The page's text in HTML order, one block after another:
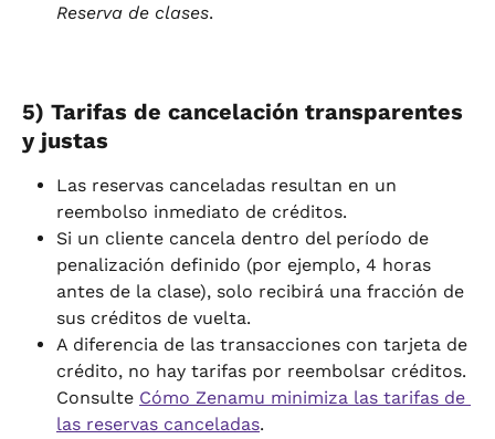
Reserva de clases.
5) Tarifas de cancelación transparentes
y justas
Las reservas canceladas resultan en un
reembolso inmediato de créditos.
Si un cliente cancela dentro del período de
penalización definido (por ejemplo, 4 horas
antes de la clase), solo recibirá una fracción de
sus créditos de vuelta.
A diferencia de las transacciones con tarjeta de
crédito, no hay tarifas por reembolsar créditos.
Consulte Cómo Zenamu minimiza las tarifas de
las reservas canceladas.